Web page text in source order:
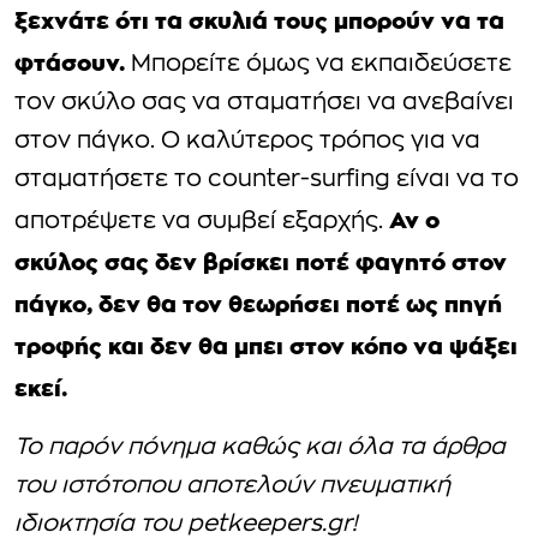
ξεχνάτε ότι τα σκυλιά τους μπορούν να τα
φτάσουν. Μπορείτε όμως να εκπαιδεύσετε
τον σκύλο σας να σταματήσει να ανεβαίνει
στον πάγκο. Ο καλύτερος τρόπος για να
σταματήσετε το counter-surfing είναι να το
αποτρέψετε να συμβεί εξαρχής. Αν ο
σκύλος σας δεν βρίσκει ποτέ φαγητό στον
πάγκο, δεν θα τον θεωρήσει ποτέ ως πηγή
τροφής και δεν θα μπει στον κόπο να ψάξει
εκεί.
Το παρόν πόνημα καθώς και όλα τα άρθρα
του ιστότοπου αποτελούν πνευματική
ιδιοκτησία του petkeepers.gr!